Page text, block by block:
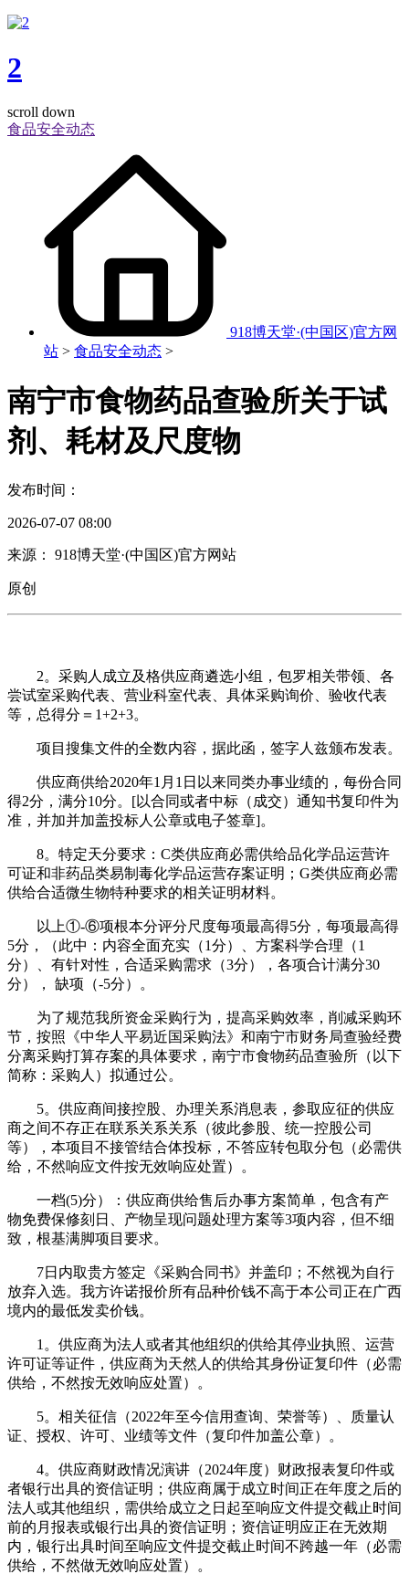
2
scroll down
食品安全动态
918博天堂·(中国区)官方网
站 > 食品安全动态 >
南宁市食物药品查验所关于试
剂、耗材及尺度物
发布时间：
2026-07-07 08:00
来源： 918博天堂·(中国区)官方网站
原创
2。采购人成立及格供应商遴选小组，包罗相关带领、各
尝试室采购代表、营业科室代表、具体采购询价、验收代表
等，总得分＝1+2+3。
项目搜集文件的全数内容，据此函，签字人兹颁布发表。
供应商供给2020年1月1日以来同类办事业绩的，每份合同
得2分，满分10分。[以合同或者中标（成交）通知书复印件为
准，并加并加盖投标人公章或电子签章]。
8。特定天分要求：C类供应商必需供给品化学品运营许
可证和非药品类易制毒化学品运营存案证明；G类供应商必需
供给合适微生物特种要求的相关证明材料。
以上①-⑥项根本分评分尺度每项最高得5分，每项最高得
5分，（此中：内容全面充实（1分）、方案科学合理（1
分）、有针对性，合适采购需求（3分），各项合计满分30
分）， 缺项（-5分）。
为了规范我所资金采购行为，提高采购效率，削减采购环
节，按照《中华人平易近国采购法》和南宁市财务局查验经费
分离采购打算存案的具体要求，南宁市食物药品查验所（以下
简称：采购人）拟通过公。
5。供应商间接控股、办理关系消息表，参取应征的供应
商之间不存正在联系关系关系（彼此参股、统一控股公司
等），本项目不接管结合体投标，不答应转包取分包（必需供
给，不然响应文件按无效响应处置）。
一档(5)分）：供应商供给售后办事方案简单，包含有产
物免费保修刻日、产物呈现问题处理方案等3项内容，但不细
致，根基满脚项目要求。
7日内取贵方签定《采购合同书》并盖印；不然视为自行
放弃入选。我方许诺报价所有品种价钱不高于本公司正在广西
境内的最低发卖价钱。
1。供应商为法人或者其他组织的供给其停业执照、运营
许可证等证件，供应商为天然人的供给其身份证复印件（必需
供给，不然按无效响应处置）。
5。相关征信（2022年至今信用查询、荣誉等）、质量认
证、授权、许可、业绩等文件（复印件加盖公章）。
4。供应商财政情况演讲（2024年度）财政报表复印件或
者银行出具的资信证明；供应商属于成立时间正在年度之后的
法人或其他组织，需供给成立之日起至响应文件提交截止时间
前的月报表或银行出具的资信证明；资信证明应正在无效期
内，银行出具时间至响应文件提交截止时间不跨越一年（必需
供给，不然做无效响应处置）。